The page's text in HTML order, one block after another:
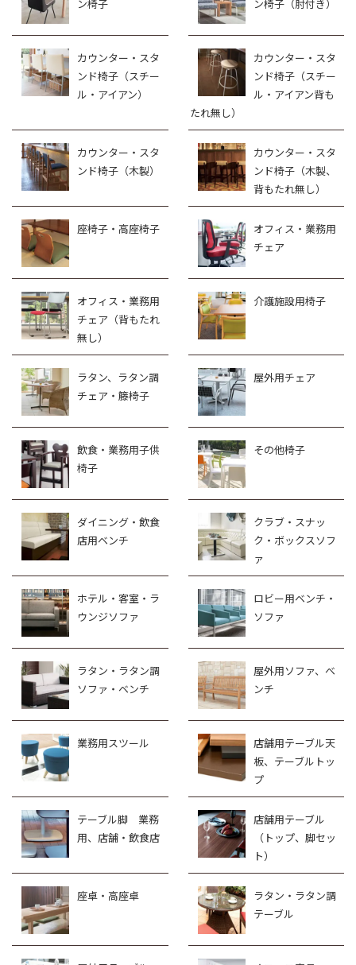
ン椅子 ン椅子（肘付き）
カウンター・スタ
ンド椅子（スチー
ル・アイアン）
カウンター・スタ
ンド椅子（スチー
ル・アイアン背も
たれ無し）
カウンター・スタ
ンド椅子（木製）
カウンター・スタ
ンド椅子（木製、
背もたれ無し）
座椅子・高座椅子
オフィス・業務用
チェア
オフィス・業務用
チェア（背もたれ
無し）
介護施設用椅子
ラタン、ラタン調
チェア・籐椅子
屋外用チェア
飲食・業務用子供
椅子
その他椅子
ダイニング・飲食
店用ベンチ
クラブ・スナッ
ク・ボックスソフ
ァ
ホテル・客室・ラ
ウンジソファ
ロビー用ベンチ・
ソファ
ラタン・ラタン調
ソファ・ベンチ
屋外用ソファ、ベ
ンチ
業務用スツール
店舗用テーブル天
板、テーブルトッ
プ
テーブル脚 業務
用、店舗・飲食店
店舗用テーブル
（トップ、脚セッ
ト）
座卓・高座卓
ラタン・ラタン調
テーブル